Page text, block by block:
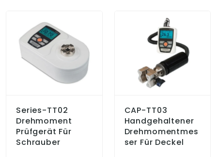
Series-TT02
Drehmoment
Prüfgerät Für
Schrauber
CAP-TT03
Handgehaltener
Drehmomentmes
Ser Für Deckel